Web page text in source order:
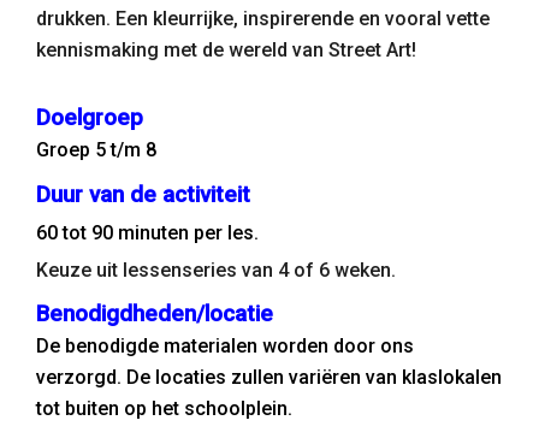
drukken. Een kleurrijke, inspirerende en vooral vette
kennismaking met de wereld van Street Art!
Doelgroep
Groep 5 t/m 8
Duur van de activiteit
60 tot 90 minuten per les.
Keuze uit lessenseries van 4 of 6 weken.
Benodigdheden/locatie
De benodigde materialen worden door ons
verzorgd. De locaties zullen variëren van klaslokalen
tot buiten op het schoolplein.